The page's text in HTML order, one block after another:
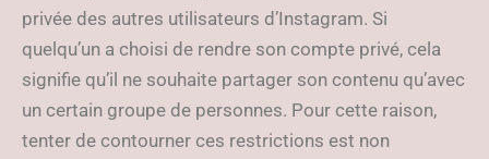
privée des autres utilisateurs d’Instagram. Si
quelqu’un a choisi de rendre son compte privé, cela
signifie qu’il ne souhaite partager son contenu qu’avec
un certain groupe de personnes. Pour cette raison,
tenter de contourner ces restrictions est non